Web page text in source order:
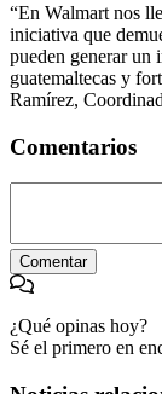
“En Walmart nos
iniciativa que
pueden generar un
guatemaltecas y
Ramírez,
Comentarios
Comentar
¿Qué opinas hoy?
Sé el primero en